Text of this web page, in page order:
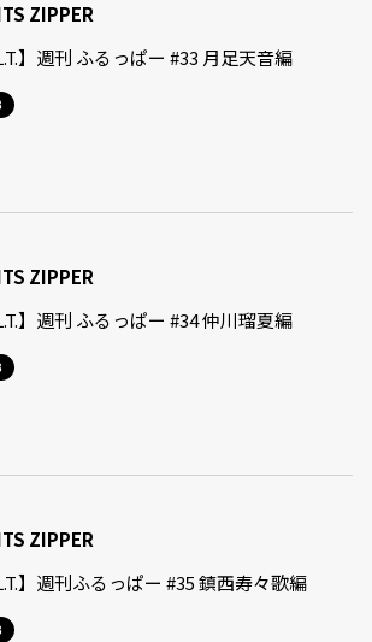
ZIPPER
】週刊 ふるっぱー #33 月足天音編
ZIPPER
】週刊 ふるっぱー #34 仲川瑠夏編
ZIPPER
】週刊ふるっぱー #35 鎮西寿々歌編